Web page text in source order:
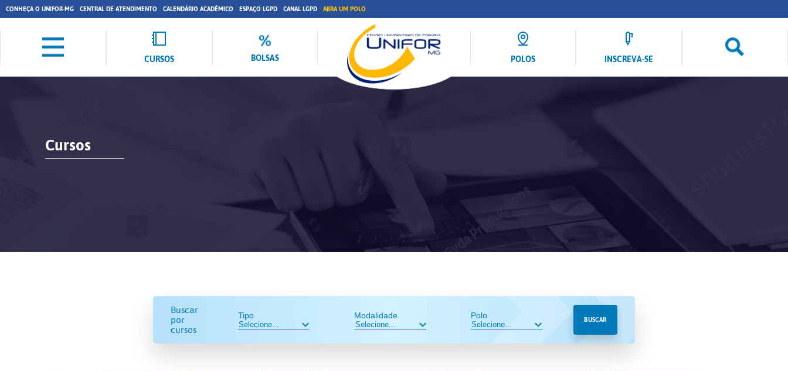
CONHEÇA O UNIFOR-MG CENTRAL DE ATENDIMENTO CALENDÁRIO ACADÊMICO ESPAÇO LGPD CANAL LGPD ABRA UM POLO
CURSOS BOLSAS POLOS INSCREVA-SE
Cursos
Buscar
por
cursos
Tipo Modalidade Polo BUSCAR